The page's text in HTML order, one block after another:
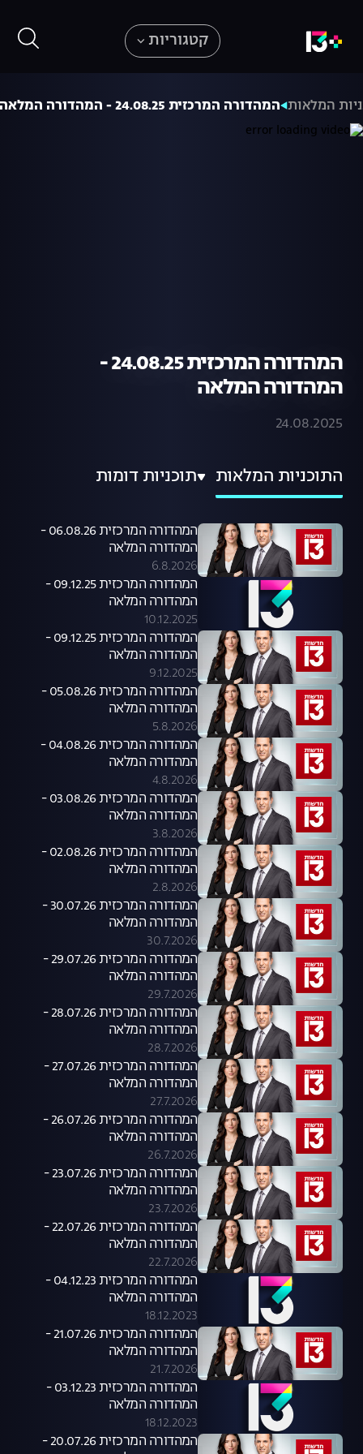
קטגוריות
המלאות המהדורה המרכזית 24.08.25 - המהדורה המלאה
המהדורה המרכזית 24.08.25 -
המהדורה המלאה
24.08.2025
התוכניות המלאות תוכניות דומות
המהדורה המרכזית 06.08.26 -
המהדורה המלאה
6.8.2026
המהדורה המרכזית 09.12.25 -
המהדורה המלאה
10.12.2025
המהדורה המרכזית 09.12.25 -
המהדורה המלאה
9.12.2025
המהדורה המרכזית 05.08.26 -
המהדורה המלאה
5.8.2026
המהדורה המרכזית 04.08.26 -
המהדורה המלאה
4.8.2026
המהדורה המרכזית 03.08.26 -
המהדורה המלאה
3.8.2026
המהדורה המרכזית 02.08.26 -
המהדורה המלאה
2.8.2026
המהדורה המרכזית 30.07.26 -
המהדורה המלאה
30.7.2026
המהדורה המרכזית 29.07.26 -
המהדורה המלאה
29.7.2026
המהדורה המרכזית 28.07.26 -
המהדורה המלאה
28.7.2026
המהדורה המרכזית 27.07.26 -
המהדורה המלאה
27.7.2026
המהדורה המרכזית 26.07.26 -
המהדורה המלאה
26.7.2026
המהדורה המרכזית 23.07.26 -
המהדורה המלאה
23.7.2026
המהדורה המרכזית 22.07.26 -
המהדורה המלאה
22.7.2026
המהדורה המרכזית 04.12.23 -
המהדורה המלאה
18.12.2023
המהדורה המרכזית 21.07.26 -
המהדורה המלאה
21.7.2026
המהדורה המרכזית 03.12.23 -
המהדורה המלאה
18.12.2023
המהדורה המרכזית 20.07.26 -